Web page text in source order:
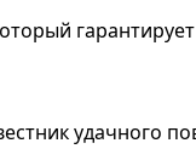
удачного